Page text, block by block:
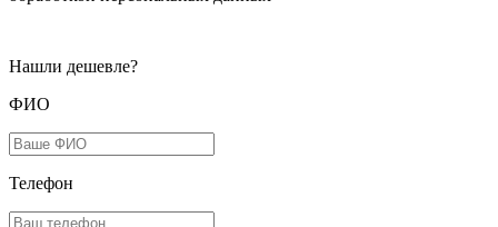
Нашли дешевле?
ФИО
Телефон